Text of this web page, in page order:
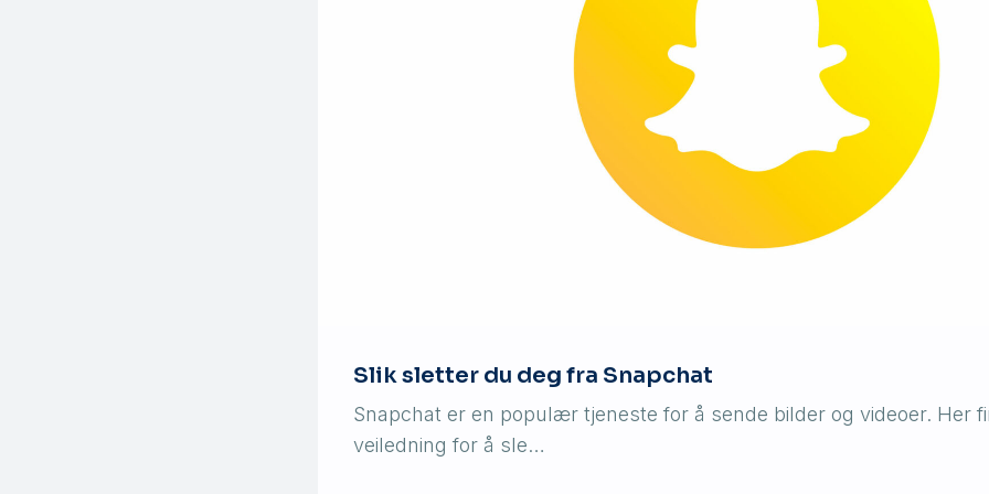
Slik sletter du deg fra Snapchat
Snapchat er en populær tjeneste for å sende bilder og videoer. Her
veiledning for å sle…